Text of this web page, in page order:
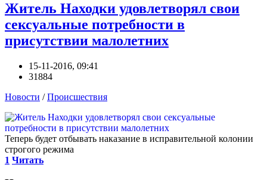
Житель Находки удовлетворял свои
сексуальные потребности в
присутствии малолетних
15-11-2016, 09:41
31884
Новости /Происшествия
Теперь будет отбывать наказание в исправительной колонии
строгого режима
1 Читать